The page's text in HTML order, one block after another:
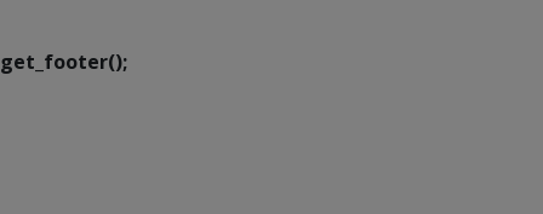
get_footer();